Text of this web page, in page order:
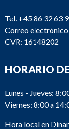
Tel: +45 86 32 63
Correo electrónico:
CVR: 16148202
HORARIO
Lunes - Jueves:
Viernes: 8:00 a
Hora local en